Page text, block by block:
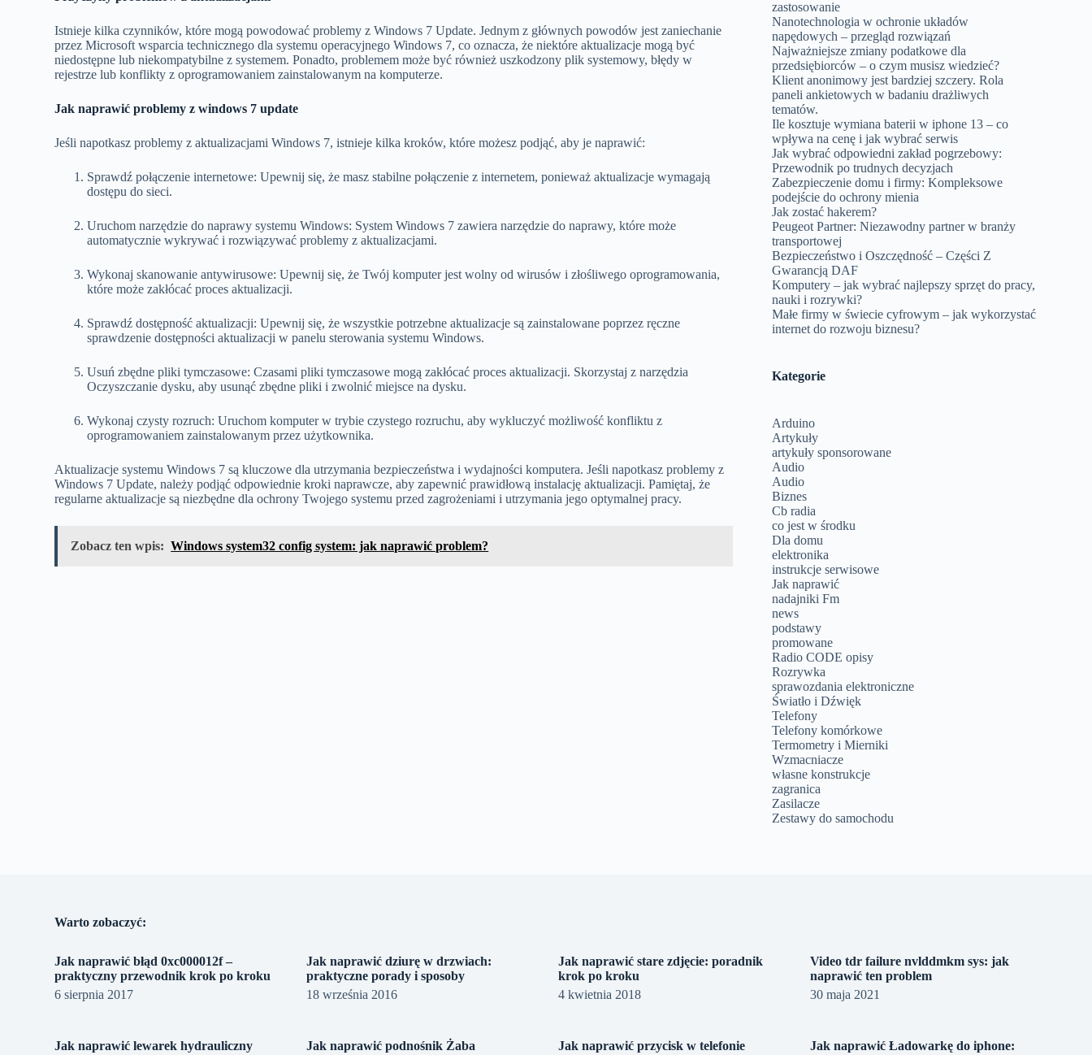
Istnieje kilka czynników, które mogą powodować problemy z Windows 7 Update. Jednym z głównych powodów jest zaniechanie
przez Microsoft wsparcia technicznego dla systemu operacyjnego Windows 7, co oznacza, że niektóre aktualizacje mogą być
niedostępne lub niekompatybilne z systemem. Ponadto, problemem może być również uszkodzony plik systemowy, błędy w
rejestrze lub konflikty z oprogramowaniem zainstalowanym na komputerze.
Jak naprawić problemy z windows 7 update
Jeśli napotkasz problemy z aktualizacjami Windows 7, istnieje kilka kroków, które możesz podjąć, aby je naprawić:
Sprawdź połączenie internetowe: Upewnij się, że masz stabilne połączenie z internetem, ponieważ aktualizacje wymagają
dostępu do sieci.
Uruchom narzędzie do naprawy systemu Windows: System Windows 7 zawiera narzędzie do naprawy, które może
automatycznie wykrywać i rozwiązywać problemy z aktualizacjami.
Wykonaj skanowanie antywirusowe: Upewnij się, że Twój komputer jest wolny od wirusów i złośliwego oprogramowania,
które może zakłócać proces aktualizacji.
Sprawdź dostępność aktualizacji: Upewnij się, że wszystkie potrzebne aktualizacje są zainstalowane poprzez ręczne
sprawdzenie dostępności aktualizacji w panelu sterowania systemu Windows.
Usuń zbędne pliki tymczasowe: Czasami pliki tymczasowe mogą zakłócać proces aktualizacji. Skorzystaj z narzędzia
Oczyszczanie dysku, aby usunąć zbędne pliki i zwolnić miejsce na dysku.
Wykonaj czysty rozruch: Uruchom komputer w trybie czystego rozruchu, aby wykluczyć możliwość konfliktu z
oprogramowaniem zainstalowanym przez użytkownika.
Aktualizacje systemu Windows 7 są kluczowe dla utrzymania bezpieczeństwa i wydajności komputera. Jeśli napotkasz problemy z
Windows 7 Update, należy podjąć odpowiednie kroki naprawcze, aby zapewnić prawidłową instalację aktualizacji. Pamiętaj, że
regularne aktualizacje są niezbędne dla ochrony Twojego systemu przed zagrożeniami i utrzymania jego optymalnej pracy.
Zobacz ten wpis: Windows system32 config system: jak naprawić problem?
zastosowanie
Nanotechnologia w ochronie układów
napędowych – przegląd rozwiązań
Najważniejsze zmiany podatkowe dla
przedsiębiorców – o czym musisz wiedzieć?
Klient anonimowy jest bardziej szczery. Rola
paneli ankietowych w badaniu drażliwych
tematów.
Ile kosztuje wymiana baterii w iphone 13 – co
wpływa na cenę i jak wybrać serwis
Jak wybrać odpowiedni zakład pogrzebowy:
Przewodnik po trudnych decyzjach
Zabezpieczenie domu i firmy: Kompleksowe
podejście do ochrony mienia
Jak zostać hakerem?
Peugeot Partner: Niezawodny partner w branży
transportowej
Bezpieczeństwo i Oszczędność – Części Z
Gwarancją DAF
Komputery – jak wybrać najlepszy sprzęt do pracy,
nauki i rozrywki?
Małe firmy w świecie cyfrowym – jak wykorzystać
internet do rozwoju biznesu?
Kategorie
Arduino
Artykuły
artykuły sponsorowane
Audio
Audio
Biznes
Cb radia
co jest w środku
Dla domu
elektronika
instrukcje serwisowe
Jak naprawić
nadajniki Fm
news
podstawy
promowane
Radio CODE opisy
Rozrywka
sprawozdania elektroniczne
Światło i Dźwięk
Telefony
Telefony komórkowe
Termometry i Mierniki
Wzmacniacze
własne konstrukcje
zagranica
Zasilacze
Zestawy do samochodu
Warto zobaczyć:
Jak naprawić błąd 0xc000012f –
praktyczny przewodnik krok po kroku
6 sierpnia 2017
Jak naprawić dziurę w drzwiach:
praktyczne porady i sposoby
18 września 2016
Jak naprawić stare zdjęcie: poradnik
krok po kroku
4 kwietnia 2018
Video tdr failure nvlddmkm sys: jak
naprawić ten problem
30 maja 2021
Jak naprawić lewarek hydrauliczny Jak naprawić podnośnik Żaba Jak naprawić przycisk w telefonie
Jak naprawić Ładowarkę do iphone: